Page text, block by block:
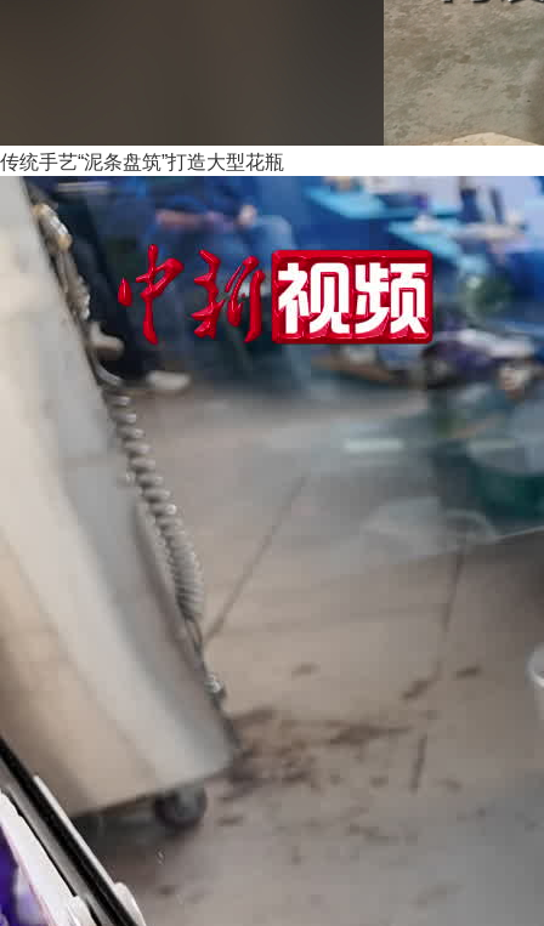
传统手艺“泥条盘筑”打造大型花瓶